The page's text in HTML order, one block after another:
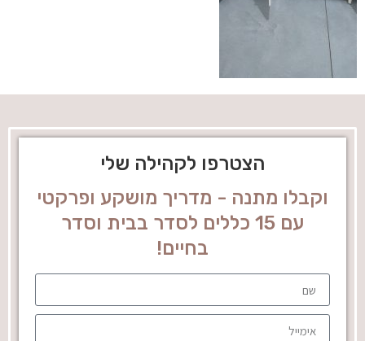
הצטרפו לקהילה שלי
וקבלו מתנה - מדריך מושקע ופרקטי
עם 15 כללים לסדר בבית וסדר
בחיים!